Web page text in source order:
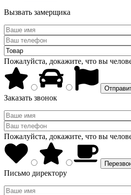
Вызвать замерщика
Пожалуйста, докажите, что вы
Заказать звонок
Пожалуйста, докажите, что вы
Письмо директору